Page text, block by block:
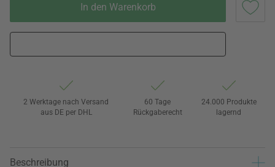
In den Warenkorb
2 Werktage nach Versand
aus DE per DHL
60 Tage
Rückgaberecht
24.000 Produkte
lagernd
Beschreibung